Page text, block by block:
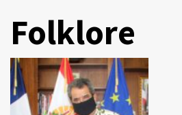
Folklore